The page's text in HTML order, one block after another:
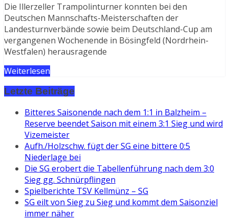
Die Illerzeller Trampolinturner konnten bei den
Deutschen Mannschafts-Meisterschaften der
Landesturnverbände sowie beim Deutschland-Cup am
vergangenen Wochenende in Bösingfeld (Nordrhein-
Westfalen) herausragende
Weiterlesen
Letzte Beiträge
Bitteres Saisonende nach dem 1:1 in Balzheim –
Reserve beendet Saison mit einem 3:1 Sieg und wird
Vizemeister
Aufh./Holzschw. fügt der SG eine bittere 0:5
Niederlage bei
Die SG erobert die Tabellenführung nach dem 3:0
Sieg gg. Schnürpflingen
Spielberichte TSV Kellmünz – SG
SG eilt von Sieg zu Sieg und kommt dem Saisonziel
immer näher